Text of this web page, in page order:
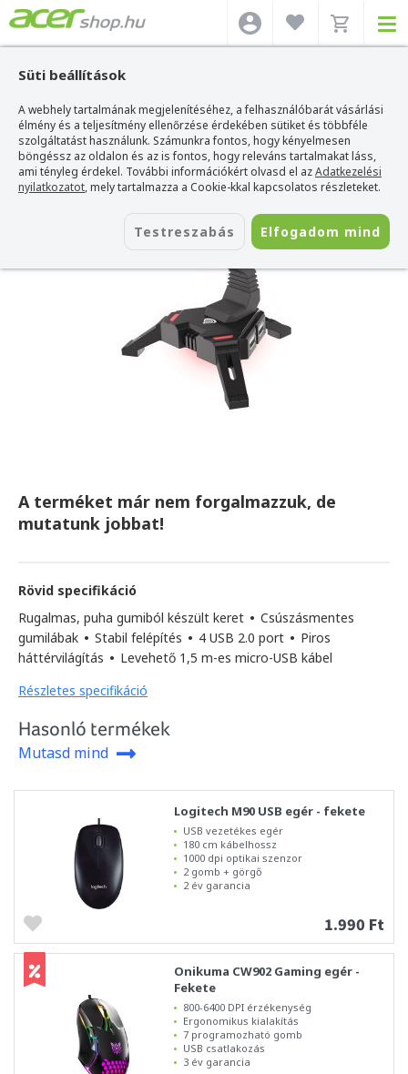
Süti beállítások
A webhely tartalmának megjelenítéséhez, a felhasználóbarát vásárlási
élmény és a teljesítmény ellenőrzése érdekében sütiket és többféle
szolgáltatást használunk. Számunkra fontos, hogy kényelmesen
böngéssz az oldalon és az is fontos, hogy releváns tartalmakat láss,
ami tényleg érdekel. További információkért olvasd el azAdatkezelési
nyilatkozatot, mely tartalmazza a Cookie-kkal kapcsolatos részleteket.
Testreszabás Elfogadom mind
Acer webshop>Kiegészítők>Egerek >Genesis Egerek>Genesis Vanad 300
Gaming Mouse Bungee - Fekete
Genesis Vanad 300 Gaming Mouse
Bungee - Fekete
Azonosító: NBU-1441
A terméket már nem forgalmazzuk, de
mutatunk jobbat!
Rövid specifikáció
Rugalmas, puha gumiból készült keret • Csúszásmentes
gumilábak • Stabil felépítés • 4 USB 2.0 port • Piros
háttérvilágítás • Levehető 1,5 m-es micro-USB kábel
Részletes specifikáció
Hasonló termékek
Mutasd mind
Logitech M90 USB egér - fekete
USB vezetékes egér
180 cm kábelhossz
1000 dpi optikai szenzor
2 gomb + görgő
2 év garancia
1.990 Ft
Onikuma CW902 Gaming egér -
Fekete
800-6400 DPI érzékenység
Ergonomikus kialakítás
7 programozható gomb
USB csatlakozás
3 év garancia